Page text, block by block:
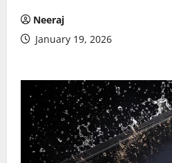
Neeraj
January 19, 2026